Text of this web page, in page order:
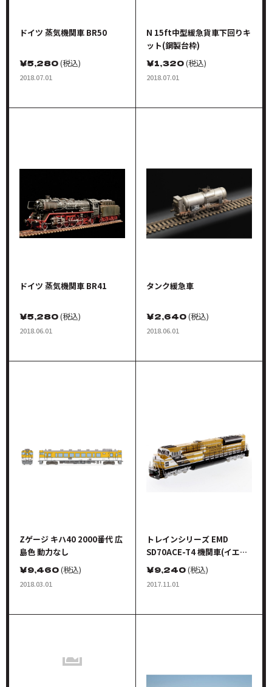
ドイツ 蒸気機関車 BR50
￥5,280(税込)
2018.07.01
N 15ft中型緩急貨車下回りキ
ット(鋼製台枠)
￥1,320(税込)
2018.07.01
ドイツ 蒸気機関車 BR41
￥5,280(税込)
2018.06.01
タンク緩急車
￥2,640(税込)
2018.06.01
Zゲージ キハ40 2000番代 広
島色 動力なし
￥9,460(税込)
2018.03.01
トレインシリーズ EMD
SD70ACE-T4 機関車(イエロ
ー/ブラック)
￥9,240(税込)
2017.11.01